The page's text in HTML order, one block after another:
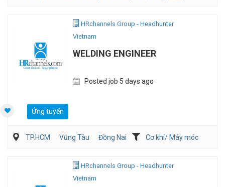
HRchannels Group - Headhunter
Vietnam
WELDING ENGINEER
Posted job 5 days ago
Ứng tuyển
TP.HCM Vũng Tàu Đồng Nai
Cơ khí/ Máy móc
HRchannels Group - Headhunter
Vietnam